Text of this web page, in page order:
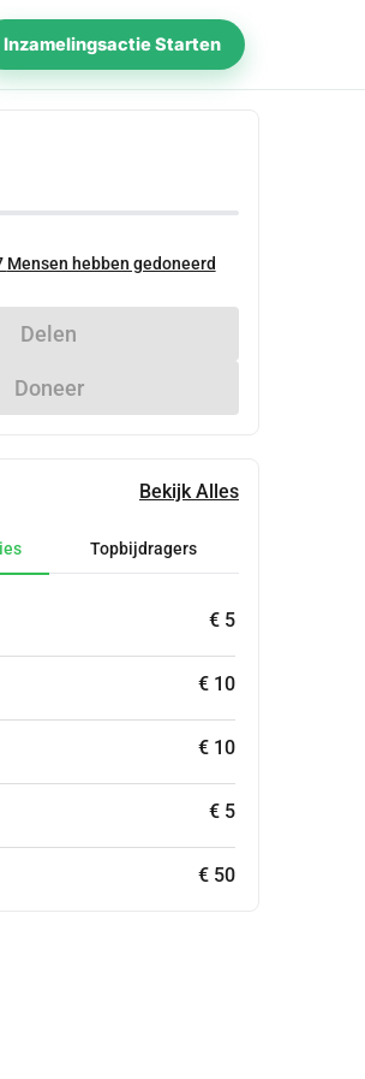
Inzamelingsactie Starten
Mensen hebben gedoneerd
Delen
Doneer
Bekijk Alles
Topbijdragers
€ 5
€ 10
€ 10
€ 5
€ 50